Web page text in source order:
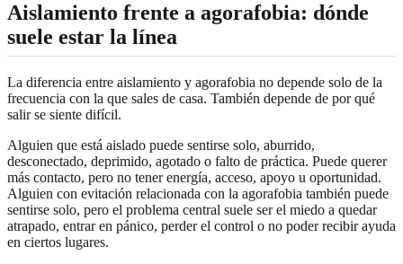
Aislamiento frente a agorafobia: dónde
suele estar la línea
La diferencia entre aislamiento y agorafobia no depende solo de la
frecuencia con la que sales de casa. También depende de por qué
salir se siente difícil.
Alguien que está aislado puede sentirse solo, aburrido,
desconectado, deprimido, agotado o falto de práctica. Puede querer
más contacto, pero no tener energía, acceso, apoyo u oportunidad.
Alguien con evitación relacionada con la agorafobia también puede
sentirse solo, pero el problema central suele ser el miedo a quedar
atrapado, entrar en pánico, perder el control o no poder recibir ayuda
en ciertos lugares.